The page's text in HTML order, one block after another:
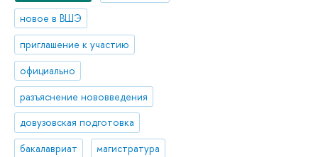
новое в ВШЭ
приглашение к участию
официально
разъяснение нововведения
довузовская подготовка
бакалавриат
магистратура